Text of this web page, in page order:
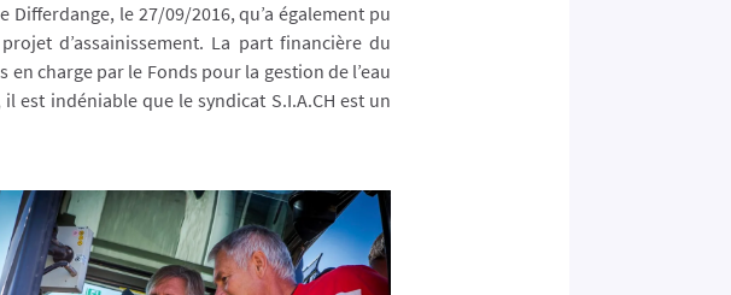
le 27/09/2016, qu’a également pu
d’assainissement. La part financière du
en charge par le Fonds pour la gestion de l’eau
est indéniable que le syndicat S.I.A.CH est un